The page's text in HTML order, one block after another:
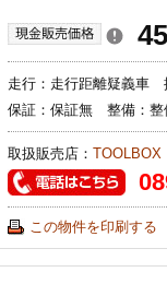
45
走行：走行距離疑義
保証：保証無 整備：
取扱販売店： TOOLBOX
この物件を印刷する